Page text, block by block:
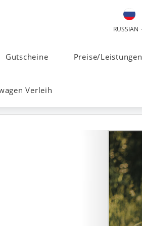
RUSSIAN
Gutscheine Preise/Leistungen
Verleih